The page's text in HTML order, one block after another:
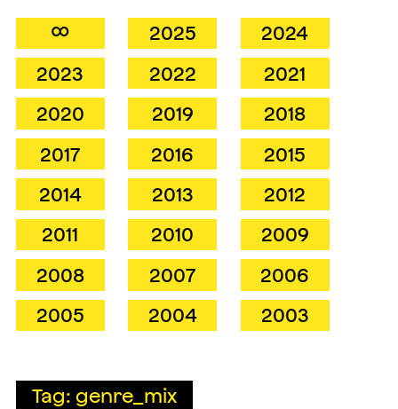
∞ 2025
2024
2023
2022
2021
2020
2019
2018
2017
2016
2015
2014
2013
2012
2011
2010
2009
2008
2007
2006
2005
2004 2003
Tag: genre_mix